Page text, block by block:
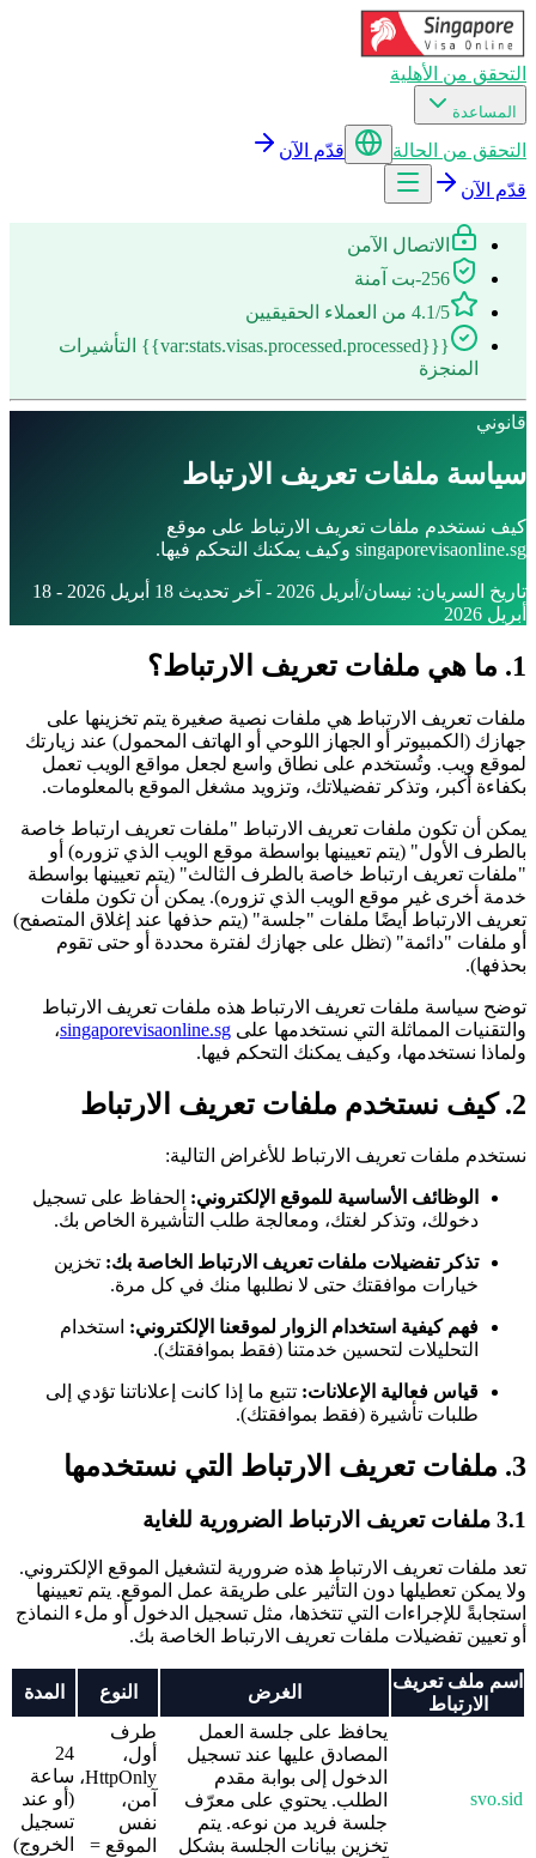
التحقق من الأهلية
المساعدة
التحقق من الحالة
قدّم الآن
قدّم الآن
الاتصال الآمن
256-بت آمنة
4.1/5 من العملاء الحقيقيين
{{{var:stats.visas.processed.processed}} التأشيرات
المنجزة
قانوني
سياسة ملفات تعريف الارتباط
كيف نستخدم ملفات تعريف الارتباط على موقع
singaporevisaonline.sg وكيف يمكنك التحكم فيها.
تاريخ السريان: نيسان/أبريل 2026 - آخر تحديث 18 أبريل 2026 - 18
أبريل 2026
1. ما هي ملفات تعريف الارتباط؟
ملفات تعريف الارتباط هي ملفات نصية صغيرة يتم تخزينها على
جهازك (الكمبيوتر أو الجهاز اللوحي أو الهاتف المحمول) عند زيارتك
لموقع ويب. وتُستخدم على نطاق واسع لجعل مواقع الويب تعمل
بكفاءة أكبر، وتذكر تفضيلاتك، وتزويد مشغل الموقع بالمعلومات.
يمكن أن تكون ملفات تعريف الارتباط "ملفات تعريف ارتباط خاصة
بالطرف الأول" (يتم تعيينها بواسطة موقع الويب الذي تزوره) أو
"ملفات تعريف ارتباط خاصة بالطرف الثالث" (يتم تعيينها بواسطة
خدمة أخرى غير موقع الويب الذي تزوره). يمكن أن تكون ملفات
تعريف الارتباط أيضًا ملفات "جلسة" (يتم حذفها عند إغلاق المتصفح)
أو ملفات "دائمة" (تظل على جهازك لفترة محددة أو حتى تقوم
بحذفها).
توضح سياسة ملفات تعريف الارتباط هذه ملفات تعريف الارتباط
والتقنيات المماثلة التي نستخدمها على singaporevisaonline.sg،
ولماذا نستخدمها، وكيف يمكنك التحكم فيها.
2. كيف نستخدم ملفات تعريف الارتباط
نستخدم ملفات تعريف الارتباط للأغراض التالية:
الوظائف الأساسية للموقع الإلكتروني: الحفاظ على تسجيل
دخولك، وتذكر لغتك، ومعالجة طلب التأشيرة الخاص بك.
تذكر تفضيلات ملفات تعريف الارتباط الخاصة بك: تخزين
خيارات موافقتك حتى لا نطلبها منك في كل مرة.
فهم كيفية استخدام الزوار لموقعنا الإلكتروني: استخدام
التحليلات لتحسين خدمتنا (فقط بموافقتك).
قياس فعالية الإعلانات: تتبع ما إذا كانت إعلاناتنا تؤدي إلى
طلبات تأشيرة (فقط بموافقتك).
3. ملفات تعريف الارتباط التي نستخدمها
3.1 ملفات تعريف الارتباط الضرورية للغاية
تعد ملفات تعريف الارتباط هذه ضرورية لتشغيل الموقع الإلكتروني.
ولا يمكن تعطيلها دون التأثير على طريقة عمل الموقع. يتم تعيينها
استجابةً للإجراءات التي تتخذها، مثل تسجيل الدخول أو ملء النماذج
أو تعيين تفضيلات ملفات تعريف الارتباط الخاصة بك.
اسم ملف تعريف
الارتباط
الغرض النوع المدة
svo.sid
يحافظ على جلسة العمل
المصادق عليها عند تسجيل
الدخول إلى بوابة مقدم
الطلب. يحتوي على معرّف
جلسة فريد من نوعه. يتم
تخزين بيانات الجلسة بشكل
طرف
أول،
HttpOnly،
آمن،
نفس
الموقع =
24
ساعة
(أو عند
تسجيل
الخروج)